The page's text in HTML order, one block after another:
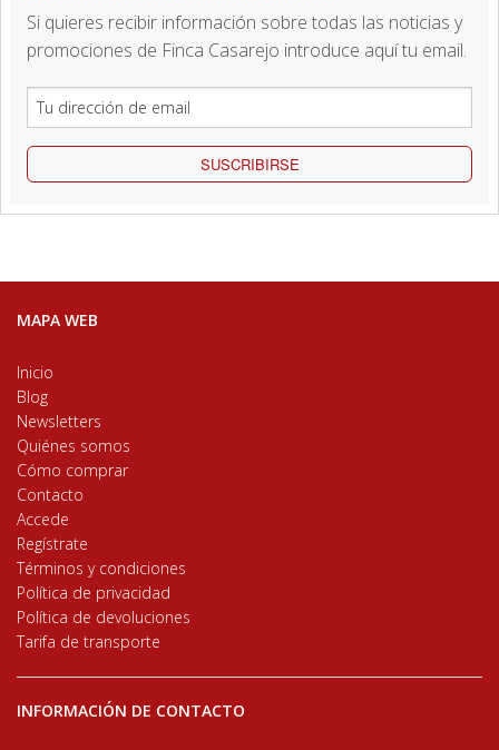
Si quieres recibir información sobre todas las noticias y
promociones de Finca Casarejo introduce aquí tu email.
SUSCRIBIRSE
MAPA WEB
Inicio
Blog
Newsletters
Quiénes somos
Cómo comprar
Contacto
Accede
Regístrate
Términos y condiciones
Política de privacidad
Política de devoluciones
Tarifa de transporte
INFORMACIÓN DE CONTACTO